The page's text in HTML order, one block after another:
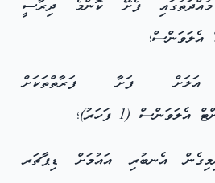
މުއްދަތުގައި ފެށޭ ކޮންމެ ދިރާސީ
އެލަވަންސް؛
އަލަށް ފަށާ ފަރާތްތަކަށް
(1 ފަހަރު)؛
އެނބުރި އައުމަށް ޑިޕާޗަރ